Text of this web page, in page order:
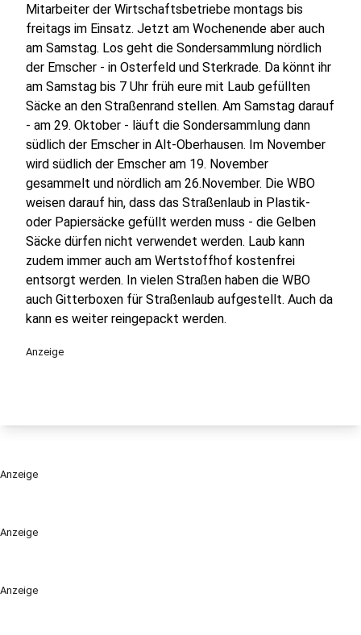
Anzeige
Anzeige
Mitarbeiter der Wirtschaftsbetriebe montags bis
freitags im Einsatz. Jetzt am Wochenende aber auch
am Samstag. Los geht die Sondersammlung nördlich
der Emscher - in Osterfeld und Sterkrade. Da könnt ihr
am Samstag bis 7 Uhr früh eure mit Laub gefüllten
Säcke an den Straßenrand stellen. Am Samstag darauf
- am 29. Oktober - läuft die Sondersammlung dann
südlich der Emscher in Alt-Oberhausen. Im November
wird südlich der Emscher am 19. November
gesammelt und nördlich am 26.November. Die WBO
weisen darauf hin, dass das Straßenlaub in Plastik-
oder Papiersäcke gefüllt werden muss - die Gelben
Säcke dürfen nicht verwendet werden. Laub kann
zudem immer auch am Wertstoffhof kostenfrei
entsorgt werden. In vielen Straßen haben die WBO
auch Gitterboxen für Straßenlaub aufgestellt. Auch da
kann es weiter reingepackt werden.
Anzeige
Anzeige